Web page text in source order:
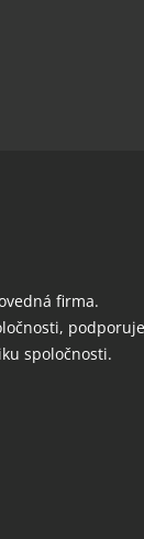
firma.
spoločnosti.